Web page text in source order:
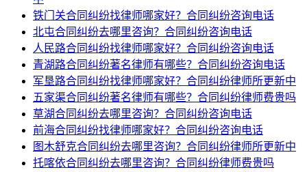
铁门关合同纠纷找律师哪家好？合同纠纷咨询电话
北屯合同纠纷去哪里咨询？合同纠纷咨询电话
人民路合同纠纷找律师哪家好？合同纠纷咨询电话
青湖路合同纠纷著名律师有哪些？合同纠纷咨询电话
军垦路合同纠纷找律师哪家好？合同纠纷律师所更新中
五家渠合同纠纷著名律师有哪些？合同纠纷律师费贵吗
草湖合同纠纷去哪里咨询？合同纠纷咨询电话
前海合同纠纷找律师哪家好？合同纠纷咨询电话
图木舒克合同纠纷去哪里咨询？合同纠纷律师所更新中
托喀依合同纠纷去哪里咨询？合同纠纷律师费贵吗